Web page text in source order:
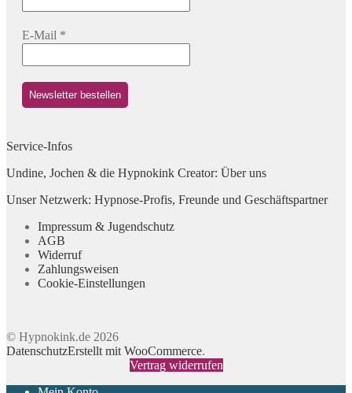
E-Mail *
Service-Infos
Undine, Jochen & die Hypnokink Creator: Über uns
Unser Netzwerk: Hypnose-Profis, Freunde und Geschäftspartner
Impressum & Jugendschutz
AGB
Widerruf
Zahlungsweisen
Cookie-Einstellungen
© Hypnokink.de 2026
DatenschutzErstellt mit WooCommerce.
Vertrag widerrufen